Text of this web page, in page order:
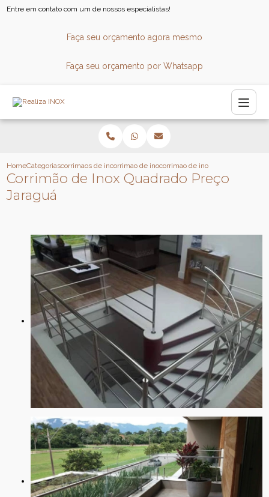
Entre em contato com um de nossos especialistas!
Faça seu orçamento agora mesmo
Faça seu orçamento por Whatsapp
HomeCategoriascorrimaos de inoxcorrimao de inox sob medidacorrimao de inox quadrado preco
Corrimão de Inox Quadrado Preço
Jaraguá